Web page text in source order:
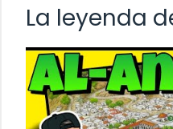
La leyenda